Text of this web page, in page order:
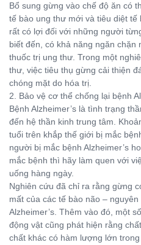
Bổ sung gừng vào chế độ ăn có
tế bào ung thư mới và tiêu diệt
rất có lợi đối với những người
biết đến, có khả năng ngăn
thuốc trị ung thư. Trong một
thư, việc tiêu thụ gừng cải thiện
chóng mặt do hóa trị.
2. Bảo vệ cơ thể chống lại bệnh
Bệnh Alzheimer’s là tình trạng
đến hệ thần kinh trung tâm.
tuổi trên khắp thế giới bị mắc
người bị mắc bệnh Alzheimer’s
mắc bệnh thì hãy làm quen với
uống hàng ngày.
Nghiên cứu đã chỉ ra rằng gừng
mất của các tế bào não –
Alzheimer’s. Thêm vào đó, một
động vật cũng phát hiện rằng
chất khác có hàm lượng lớn